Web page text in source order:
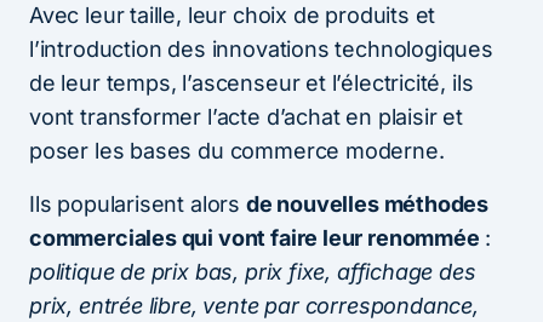
Avec leur taille, leur choix de produits et
l’introduction des innovations technologiques
de leur temps, l’ascenseur et l’électricité, ils
vont transformer l’acte d’achat en plaisir et
poser les bases du commerce moderne.
Ils popularisent alors de nouvelles méthodes
commerciales qui vont faire leur renommée :
politique de prix bas, prix fixe, affichage des
prix, entrée libre, vente par correspondance,